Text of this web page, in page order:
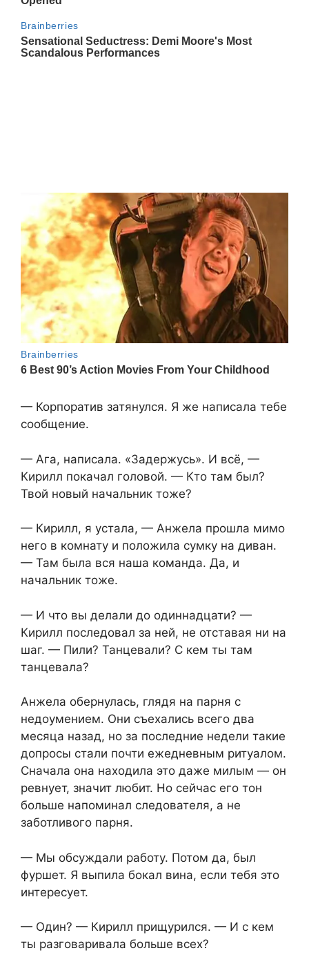
— Корпоратив затянулся. Я же написала тебе
сообщение.
— Ага, написала. «Задержусь». И всё, —
Кирилл покачал головой. — Кто там был?
Твой новый начальник тоже?
— Кирилл, я устала, — Анжела прошла мимо
него в комнату и положила сумку на диван.
— Там была вся наша команда. Да, и
начальник тоже.
— И что вы делали до одиннадцати? —
Кирилл последовал за ней, не отставая ни на
шаг. — Пили? Танцевали? С кем ты там
танцевала?
Анжела обернулась, глядя на парня с
недоумением. Они съехались всего два
месяца назад, но за последние недели такие
допросы стали почти ежедневным ритуалом.
Сначала она находила это даже милым — он
ревнует, значит любит. Но сейчас его тон
больше напоминал следователя, а не
заботливого парня.
— Мы обсуждали работу. Потом да, был
фуршет. Я выпила бокал вина, если тебя это
интересует.
— Один? — Кирилл прищурился. — И с кем
ты разговаривала больше всех?